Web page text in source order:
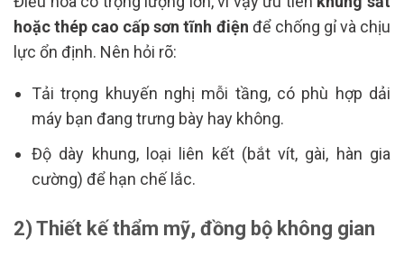
hoặc thép cao cấp sơn tĩnh điện để chống gỉ và chịu
lực ổn định. Nên hỏi rõ:
Tải trọng khuyến nghị mỗi tầng, có phù hợp dải
máy bạn đang trưng bày hay không.
Độ dày khung, loại liên kết (bắt vít, gài, hàn gia
cường) để hạn chế lắc.
2) Thiết kế thẩm mỹ, đồng bộ không gian